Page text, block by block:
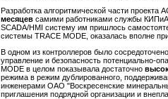
Разработка алгоритмической части
месяцев самими работниками службы
SCADA/HMI систему им пришлось
системы TRACE MODE, оказалась вполне
В одном из контроллеров было
управление и безопасность потенциально-
MODE в целом показывала достаточно
режима в режим дублированного,
инженерами ОАО "Воскресенские
приглашения подрядной организации и